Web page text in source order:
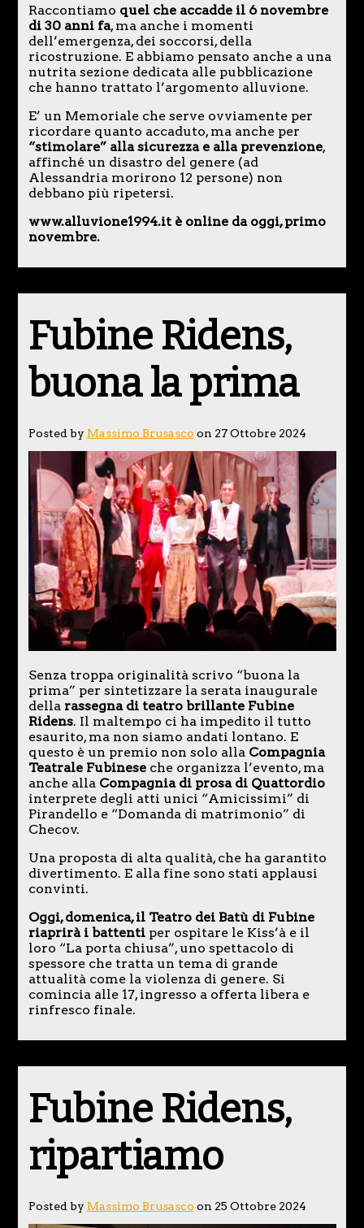
Raccontiamo quel che accadde il 6 novembre
di 30 anni fa, ma anche i momenti
dell’emergenza, dei soccorsi, della
ricostruzione. E abbiamo pensato anche a una
nutrita sezione dedicata alle pubblicazione
che hanno trattato l’argomento alluvione.
E’ un Memoriale che serve ovviamente per
ricordare quanto accaduto, ma anche per
“stimolare” alla sicurezza e alla prevenzione,
affinché un disastro del genere (ad
Alessandria morirono 12 persone) non
debbano più ripetersi.
www.alluvione1994.it è online da oggi, primo
novembre.
Fubine Ridens,
buona la prima
Posted by Massimo Brusasco on 27 Ottobre 2024
Senza troppa originalità scrivo “buona la
prima” per sintetizzare la serata inaugurale
dellarassegna di teatro brillante Fubine
Ridens. Il maltempo ci ha impedito il tutto
esaurito, ma non siamo andati lontano. E
questo è un premio non solo alla Compagnia
Teatrale Fubineseche organizza l’evento, ma
anche alla Compagnia di prosa di Quattordio
interprete degli atti unici “Amicissimi” di
Pirandello e “Domanda di matrimonio” di
Checov.
Una proposta di alta qualità, che ha garantito
divertimento. E alla fine sono stati applausi
convinti.
Oggi, domenica, il Teatro dei Batù di Fubine
riaprirà i battenti per ospitare le Kiss’à e il
loro “La porta chiusa”, uno spettacolo di
spessore che tratta un tema di grande
attualità come la violenza di genere. Si
comincia alle 17, ingresso a offerta libera e
rinfresco finale.
Fubine Ridens,
ripartiamo
Posted by Massimo Brusasco on 25 Ottobre 2024